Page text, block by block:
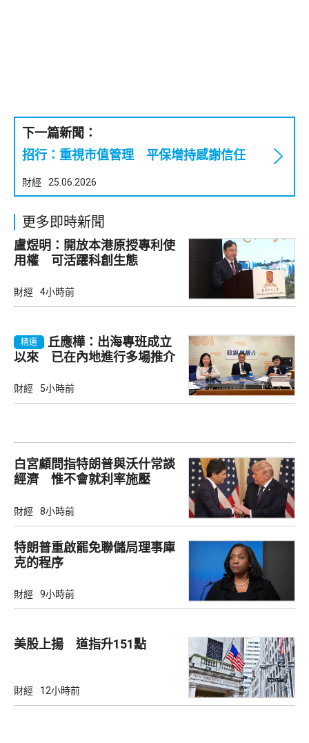
下一篇新聞：
招行：重視市值管理 平保增持感謝信任
財經 25.06.2026
更多即時新聞
盧煜明：開放本港原授專利使
用權 可活躍科創生態
財經 4小時前
精選
丘應樺：出海專班成立
以來 已在內地進行多場推介
財經 5小時前
白宮顧問指特朗普與沃什常談
經濟 惟不會就利率施壓
財經 8小時前
特朗普重啟罷免聯儲局理事庫
克的程序
財經 9小時前
美股上揚 道指升151點
財經 12小時前